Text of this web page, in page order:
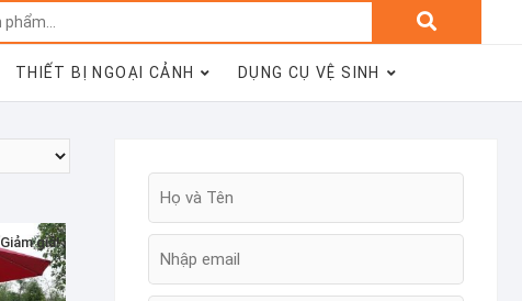
kiếm:
THIẾT BỊ NGOẠI CẢNH DỤNG CỤ VỆ SINH
Giảm giá!